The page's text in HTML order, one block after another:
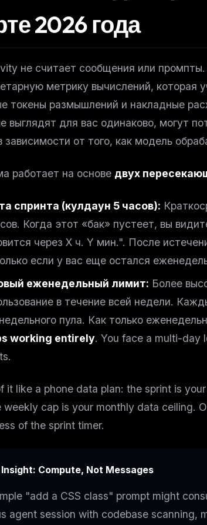
2026 года
не считает сообщения или
метрику вычислений, которая
токены размышлений и накладные
выглядят для вас одинаково, могут
зависимости от того, как модель
работает на основе двух
спринта (кулдаун 5 часов):
Когда этот «бак» пустеет, вы
через X ч. Y мин.". После
если у вас еще остался
еженедельный лимит: Более
в течение всей недели.
пула. Как только
working entirely. You face a multi-day
it like a phone data plan: the sprint is
weekly cap is your monthly data ceiling.
of the sprint timer.
Insight: Compute, Not Messages
"add a CSS class" prompt might
agent session with codebase scanning,